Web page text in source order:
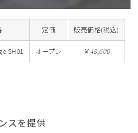
定価 販売価格(税込)
SH01 オープン ￥48,600
スを提供